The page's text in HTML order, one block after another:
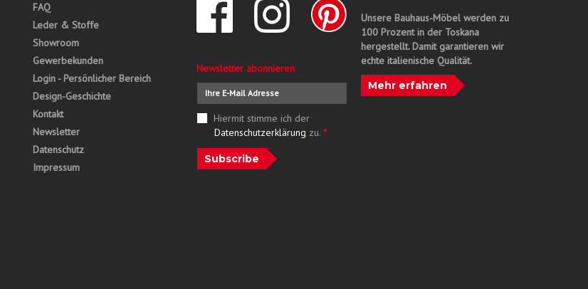
FAQ
Leder & Stoffe
Showroom
Gewerbekunden
Login - Persönlicher Bereich
Design-Geschichte
Kontakt
Newsletter
Datenschutz
Impressum
Newsletter abonnieren
Hiermit stimme ich der
Datenschutzerklärung zu. *
Subscribe
Unsere Bauhaus-Möbel werden zu
100 Prozent in der Toskana
hergestellt. Damit garantieren wir
echte italienische Qualität.
Mehr erfahren